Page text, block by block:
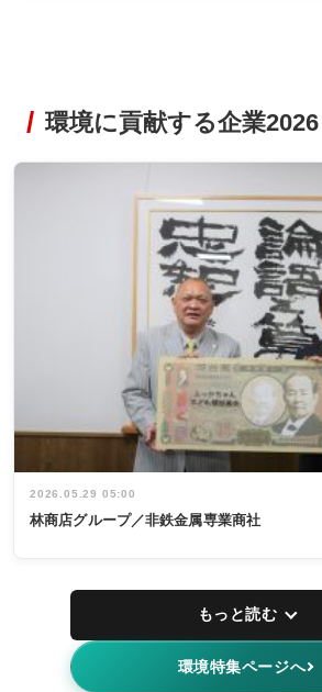
環境に貢献する企業2026
2026.05.29 05:00
林商店グループ／非鉄金属専業商社
もっと読む
環境特集ページへ